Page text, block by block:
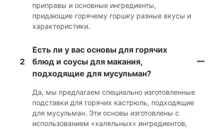
приправы и основные ингредиенты,
придающие горячему горшку разные вкусы и
характеристики.
2
Есть ли у вас основы для горячих
блюд и соусы для макания,
подходящие для мусульман?
Да, мы предлагаем специально изготовленные
подставки для горячих кастрюль, подходящие
для мусульман. Эти основы изготовлены с
использованием «халяльных» ингредиентов,